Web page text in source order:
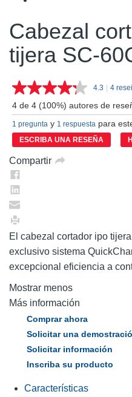
Cabezal
tijera SC-
4.3 Lea
en
| 4
4 de 4 (100%) autores de
1 pregunta y 1 respuesta para
ESCRIBA UNA RESEÑA
Compartir
El cabezal cortador ipo
exclusivo sistema
excepcional eficiencia a
Mostrar menos
Más información
Comprar ahora
Solicitar una
Solicitar información
Inscriba su producto
Características